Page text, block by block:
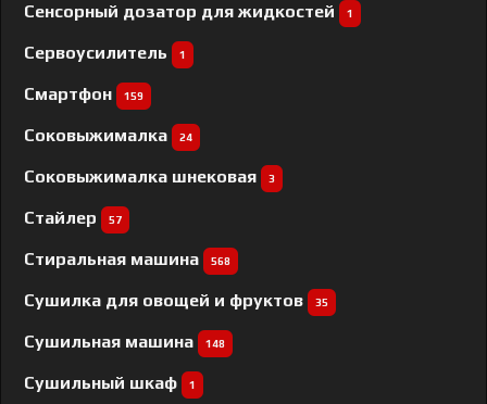
Сенсорный дозатор для жидкостей 1
Сервоусилитель 1
Смартфон 159
Соковыжималка 24
Соковыжималка шнековая 3
Стайлер 57
Стиральная машина 568
Сушилка для овощей и фруктов 35
Сушильная машина 148
Сушильный шкаф 1